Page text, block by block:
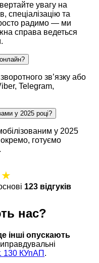
увагу на
спеціалізацію та
радимо — ми
справа ведеться
зв’язку або
Telegram,
у 2025 році?
у 2025
готуємо
123 відгуків
нас?
інші опускають
130 КУпАП .